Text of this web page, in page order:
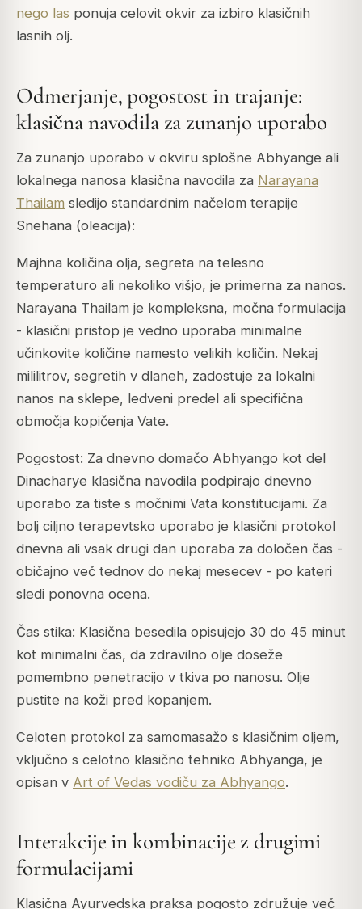
nego las ponuja celovit okvir za izbiro klasičnih
lasnih olj.
Odmerjanje, pogostost in trajanje:
klasična navodila za zunanjo uporabo
Za zunanjo uporabo v okviru splošne Abhyange ali
lokalnega nanosa klasična navodila za Narayana
Thailam sledijo standardnim načelom terapije
Snehana (oleacija):
Majhna količina olja, segreta na telesno
temperaturo ali nekoliko višjo, je primerna za nanos.
Narayana Thailam je kompleksna, močna formulacija
- klasični pristop je vedno uporaba minimalne
učinkovite količine namesto velikih količin. Nekaj
mililitrov, segretih v dlaneh, zadostuje za lokalni
nanos na sklepe, ledveni predel ali specifična
območja kopičenja Vate.
Pogostost: Za dnevno domačo Abhyango kot del
Dinacharye klasična navodila podpirajo dnevno
uporabo za tiste s močnimi Vata konstitucijami. Za
bolj ciljno terapevtsko uporabo je klasični protokol
dnevna ali vsak drugi dan uporaba za določen čas -
običajno več tednov do nekaj mesecev - po kateri
sledi ponovna ocena.
Čas stika: Klasična besedila opisujejo 30 do 45 minut
kot minimalni čas, da zdravilno olje doseže
pomembno penetracijo v tkiva po nanosu. Olje
pustite na koži pred kopanjem.
Celoten protokol za samomasažo s klasičnim oljem,
vključno s celotno klasično tehniko Abhyanga, je
opisan v Art of Vedas vodiču za Abhyango.
Interakcije in kombinacije z drugimi
formulacijami
Klasična Ayurvedska praksa pogosto združuje več